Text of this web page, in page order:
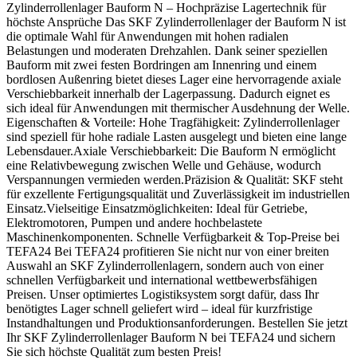
Zylinderrollenlager Bauform N – Hochpräzise Lagertechnik für
höchste Ansprüche Das SKF Zylinderrollenlager der Bauform N ist
die optimale Wahl für Anwendungen mit hohen radialen
Belastungen und moderaten Drehzahlen. Dank seiner speziellen
Bauform mit zwei festen Bordringen am Innenring und einem
bordlosen Außenring bietet dieses Lager eine hervorragende axiale
Verschiebbarkeit innerhalb der Lagerpassung. Dadurch eignet es
sich ideal für Anwendungen mit thermischer Ausdehnung der Welle.
Eigenschaften & Vorteile: Hohe Tragfähigkeit: Zylinderrollenlager
sind speziell für hohe radiale Lasten ausgelegt und bieten eine lange
Lebensdauer.Axiale Verschiebbarkeit: Die Bauform N ermöglicht
eine Relativbewegung zwischen Welle und Gehäuse, wodurch
Verspannungen vermieden werden.Präzision & Qualität: SKF steht
für exzellente Fertigungsqualität und Zuverlässigkeit im industriellen
Einsatz.Vielseitige Einsatzmöglichkeiten: Ideal für Getriebe,
Elektromotoren, Pumpen und andere hochbelastete
Maschinenkomponenten. Schnelle Verfügbarkeit & Top-Preise bei
TEFA24 Bei TEFA24 profitieren Sie nicht nur von einer breiten
Auswahl an SKF Zylinderrollenlagern, sondern auch von einer
schnellen Verfügbarkeit und international wettbewerbsfähigen
Preisen. Unser optimiertes Logistiksystem sorgt dafür, dass Ihr
benötigtes Lager schnell geliefert wird – ideal für kurzfristige
Instandhaltungen und Produktionsanforderungen. Bestellen Sie jetzt
Ihr SKF Zylinderrollenlager Bauform N bei TEFA24 und sichern
Sie sich höchste Qualität zum besten Preis!